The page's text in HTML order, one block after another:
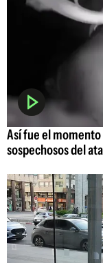
Así fue el momento
sospechosos del